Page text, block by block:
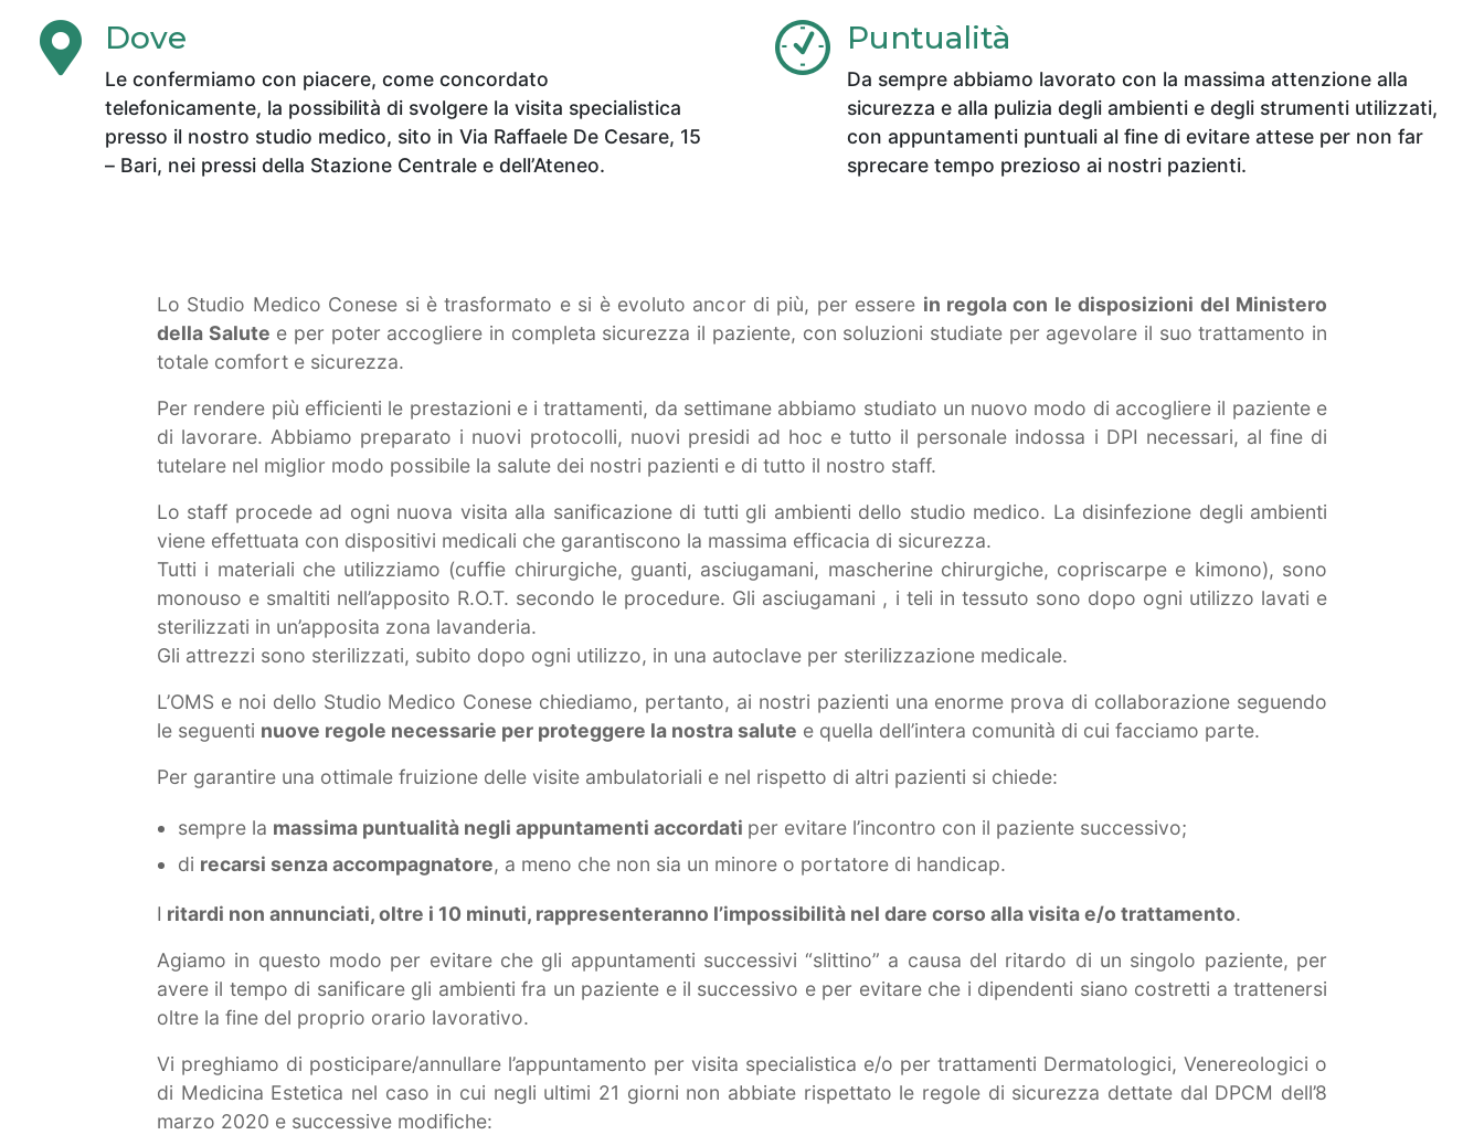
Dove
Le confermiamo con piacere, come concordato
telefonicamente, la possibilità di svolgere la visita specialistica
presso il nostro studio medico, sito in Via Raffaele De Cesare, 15
– Bari, nei pressi della Stazione Centrale e dell’Ateneo.
Puntualità
Da sempre abbiamo lavorato con la massima attenzione alla
sicurezza e alla pulizia degli ambienti e degli strumenti utilizzati,
con appuntamenti puntuali al fine di evitare attese per non far
sprecare tempo prezioso ai nostri pazienti.
Lo Studio Medico Conese si è trasformato e si è evoluto ancor di più, per essere in regola con le disposizioni del Ministero
della Salute e per poter accogliere in completa sicurezza il paziente, con soluzioni studiate per agevolare il suo trattamento in
totale comfort e sicurezza.
Per rendere più efficienti le prestazioni e i trattamenti, da settimane abbiamo studiato un nuovo modo di accogliere il paziente e
di lavorare. Abbiamo preparato i nuovi protocolli, nuovi presidi ad hoc e tutto il personale indossa i DPI necessari, al fine di
tutelare nel miglior modo possibile la salute dei nostri pazienti e di tutto il nostro staff.
Lo staff procede ad ogni nuova visita alla sanificazione di tutti gli ambienti dello studio medico. La disinfezione degli ambienti
viene effettuata con dispositivi medicali che garantiscono la massima efficacia di sicurezza.
Tutti i materiali che utilizziamo (cuffie chirurgiche, guanti, asciugamani, mascherine chirurgiche, copriscarpe e kimono), sono
monouso e smaltiti nell’apposito R.O.T. secondo le procedure. Gli asciugamani , i teli in tessuto sono dopo ogni utilizzo lavati e
sterilizzati in un’apposita zona lavanderia.
Gli attrezzi sono sterilizzati, subito dopo ogni utilizzo, in una autoclave per sterilizzazione medicale.
L’OMS e noi dello Studio Medico Conese chiediamo, pertanto, ai nostri pazienti una enorme prova di collaborazione seguendo
le seguenti nuove regole necessarie per proteggere la nostra salute e quella dell’intera comunità di cui facciamo parte.
Per garantire una ottimale fruizione delle visite ambulatoriali e nel rispetto di altri pazienti si chiede:
sempre la massima puntualità negli appuntamenti accordati per evitare l’incontro con il paziente successivo;
di recarsi senza accompagnatore, a meno che non sia un minore o portatore di handicap.
I ritardi non annunciati, oltre i 10 minuti, rappresenteranno l’impossibilità nel dare corso alla visita e/o trattamento.
Agiamo in questo modo per evitare che gli appuntamenti successivi “slittino” a causa del ritardo di un singolo paziente, per
avere il tempo di sanificare gli ambienti fra un paziente e il successivo e per evitare che i dipendenti siano costretti a trattenersi
oltre la fine del proprio orario lavorativo.
Vi preghiamo di posticipare/annullare l’appuntamento per visita specialistica e/o per trattamenti Dermatologici, Venereologici o
di Medicina Estetica nel caso in cui negli ultimi 21 giorni non abbiate rispettato le regole di sicurezza dettate dal DPCM dell’8
marzo 2020 e successive modifiche: